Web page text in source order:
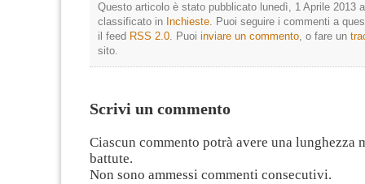
Questo articolo è stato pubblicato lunedì, 1 Aprile 2013
classificato in Inchieste. Puoi seguire i commenti a
il feed RSS 2.0. Puoi inviare un commento, o fare un
sito.
Scrivi un commento
Ciascun commento potrà avere una lunghezza
battute.
Non sono ammessi commenti consecutivi.